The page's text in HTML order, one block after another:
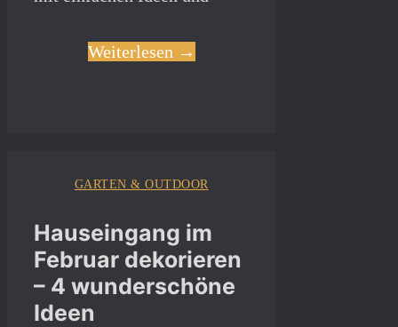
Weiterlesen →
GARTEN & OUTDOOR
Hauseingang im
Februar dekorieren
– 4 wunderschöne
Ideen